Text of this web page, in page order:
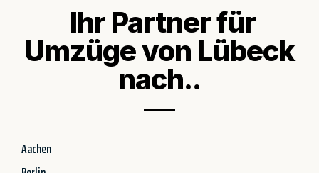
Ihr Partner für
Umzüge von Lübeck
nach..
Aachen